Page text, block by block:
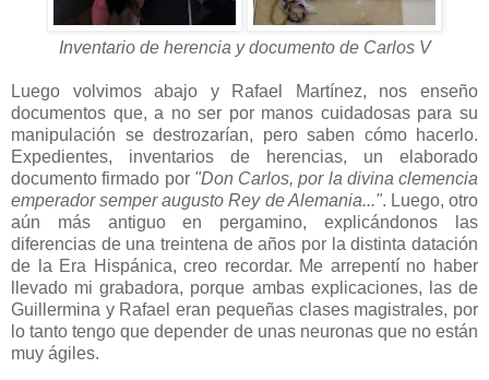
Inventario de herencia y documento de Carlos V
Luego volvimos abajo y Rafael Martínez, nos enseño
documentos que, a no ser por manos cuidadosas para su
manipulación se destrozarían, pero saben cómo hacerlo.
Expedientes, inventarios de herencias, un elaborado
documento firmado por "Don Carlos, por la divina clemencia
emperador semper augusto Rey de Alemania...". Luego, otro
aún más antiguo en pergamino, explicándonos las
diferencias de una treintena de años por la distinta datación
de la Era Hispánica, creo recordar. Me arrepentí no haber
llevado mi grabadora, porque ambas explicaciones, las de
Guillermina y Rafael eran pequeñas clases magistrales, por
lo tanto tengo que depender de unas neuronas que no están
muy ágiles.